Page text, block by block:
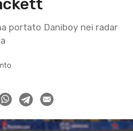
portato Daniboy nei radar